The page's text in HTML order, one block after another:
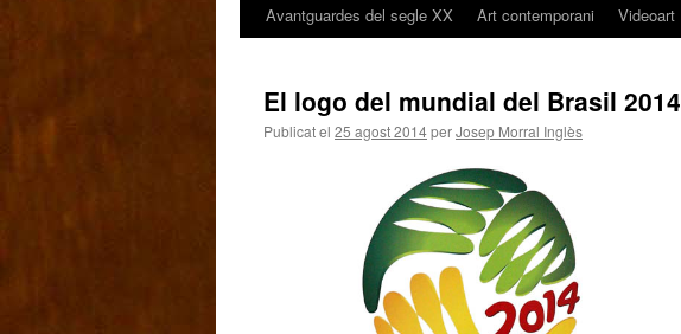
Avantguardes del segle XX
Art contemporani Videoart
El logo del mundial del Brasil 2014
Publicat el 25 agost 2014perJosep Morral Inglès